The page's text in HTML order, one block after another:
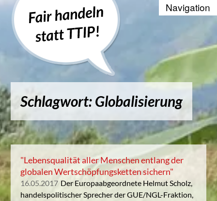
Recherche
Positionen
Die WTO und der Welthandel
Kontakt
Suche
Kampagnenbanner zum
Datenschutzerklärung
Schlagwort: Globalisierung
"Lebensqualität aller Menschen entlang der
globalen Wertschöpfungsketten sichern"
16.05.2017 Der Europaabgeordnete Helmut Scholz,
handelspolitischer Sprecher der GUE/NGL-Fraktion,